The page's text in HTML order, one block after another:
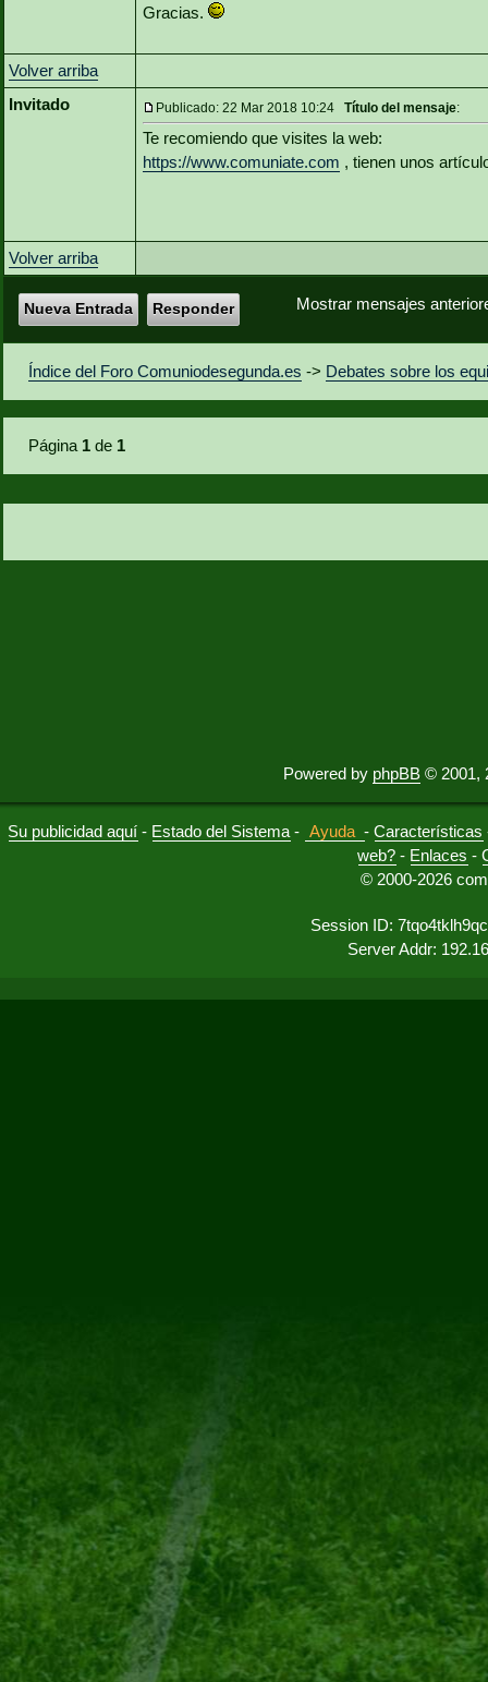
Gracias.
Volver arriba
Invitado
Publicado: 22 Mar 2018 10:24 Título del mensaje:
Te recomiendo que visites la web:
https://www.comuniate.com , tienen unos
Volver arriba
Mostrar mensajes
Nueva Entrada Responder
Índice del Foro Comuniodesegunda.es -> Debates sobre los
Página 1 de 1
Powered by phpBB © 2001,
Su publicidad aquí - Estado del Sistema - Ayuda -Características
web? - Enlaces -
© 2000-2026
Session ID:
Server Addr: